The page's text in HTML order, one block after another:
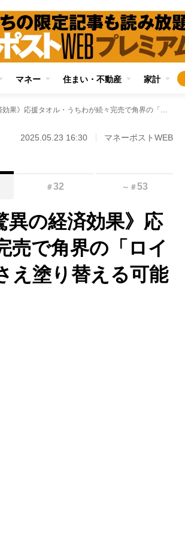
マネー 住まい・不動産 家計
《大の里、横綱昇進へ！驚異の経済効果》応援タオル・うちわが続々完売で角界の「ロイヤリティ料なし」の慣行さえ塗り替える可能性もあるか
2025.05.23 16:30 マネーポストWEB
＃32 ～ ＃53
異の経済効果》応
売で角界の「ロイ
え塗り替える可能